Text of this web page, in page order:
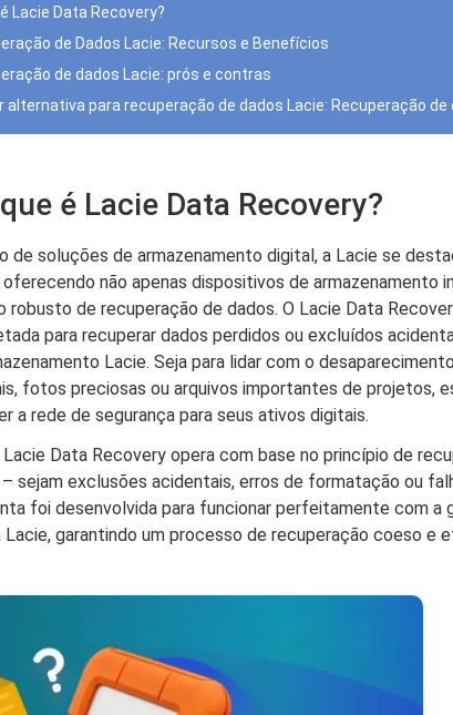
Lacie Data Recovery?
de Dados Lacie: Recursos e Benefícios
de dados Lacie: prós e contras
alternativa para recuperação de dados Lacie: Recuperação de
é Lacie Data Recovery?
de soluções de armazenamento digital, a Lacie se
não apenas dispositivos de armazenamento
robusto de recuperação de dados. O Lacie Data
para recuperar dados perdidos ou excluídos
Lacie. Seja para lidar com o
fotos preciosas ou arquivos importantes de projetos,
a rede de segurança para seus ativos digitais.
Lacie Data Recovery opera com base no princípio de
sejam exclusões acidentais, erros de formatação ou
foi desenvolvida para funcionar perfeitamente com a
Lacie, garantindo um processo de recuperação coeso e